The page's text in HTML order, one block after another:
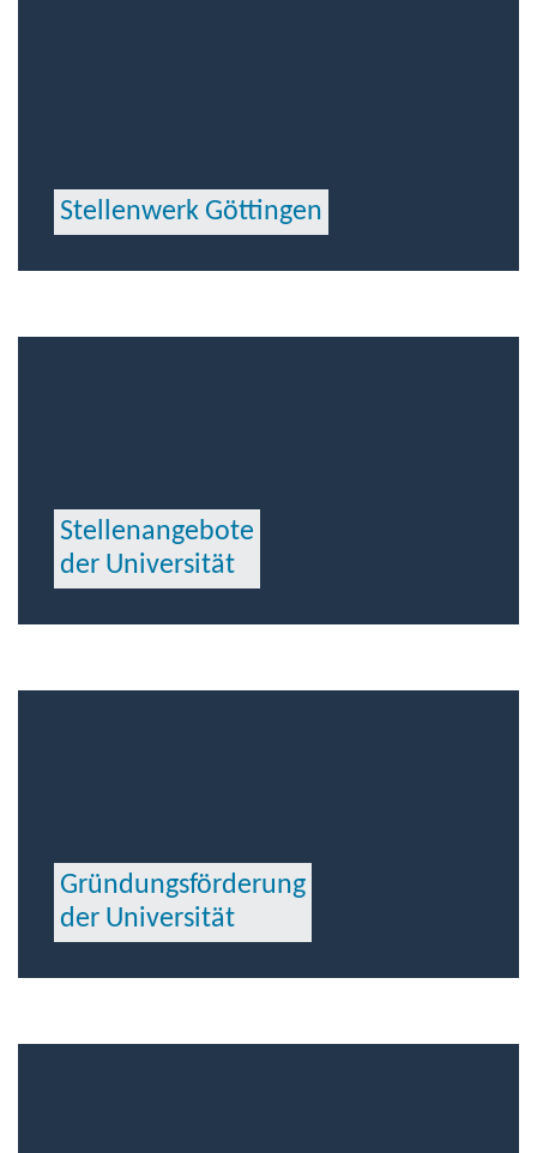
Stellenwerk Göttingen
Stellenangebote
der Universität
Gründungsförderung
der Universität